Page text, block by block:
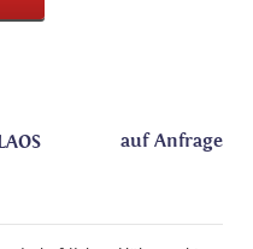
auf Anfrage